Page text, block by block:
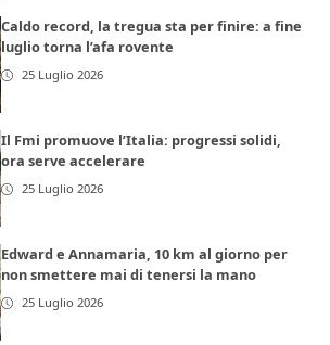
Caldo record, la tregua sta per finire: a fine
luglio torna l’afa rovente
25 Luglio 2026
Il Fmi promuove l’Italia: progressi solidi,
ora serve accelerare
25 Luglio 2026
Edward e Annamaria, 10 km al giorno per
non smettere mai di tenersi la mano
25 Luglio 2026